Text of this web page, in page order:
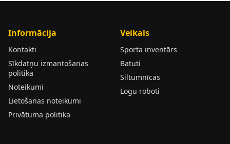
Informācija
Kontakti
Sīkdatņu izmantošanas
politika
Noteikumi
Lietošanas noteikumi
Privātuma politika
Veikals
Sporta inventārs
Batuti
Siltumnīcas
Logu roboti